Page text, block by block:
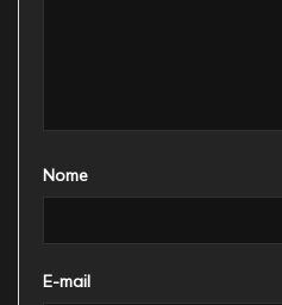
Nome
E-mail